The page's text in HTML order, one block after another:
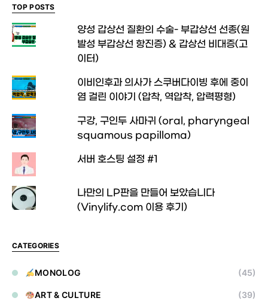
TOP POSTS
양성 갑상선 질환의 수술- 부갑상선 선종(원
발성 부갑상선 항진증) & 갑상선 비대증(고
이터)
이비인후과 의사가 스쿠버다이빙 후에 중이
염 걸린 이야기 (압착, 역압착, 압력평형)
구강, 구인두 사마귀 (oral, pharyngeal
squamous papilloma)
서버 호스팅 설정 #1
나만의 LP판을 만들어 보았습니다
(Vinylify.com 이용 후기)
CATEGORIES
MONOLOG (45)
ART & CULTURE (39)